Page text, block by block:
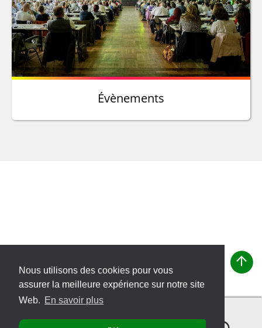
Nous utilisons des cookies pour vous
assurer la meilleure expérience sur notre site
Web. En savoir plus
Évènements